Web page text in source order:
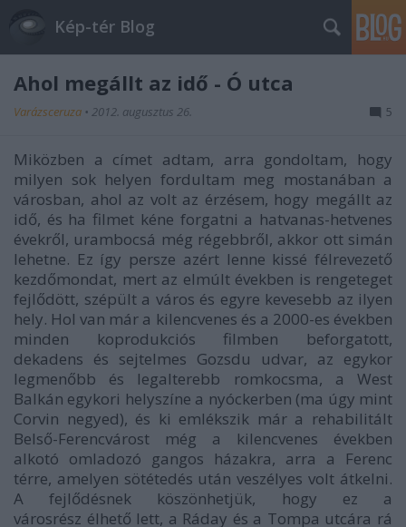
Kép-tér Blog
Ahol megállt az idő - Ó utca
Varázsceruza • 2012. augusztus 26. 5
Miközben a címet adtam, arra gondoltam, hogy
milyen sok helyen fordultam meg mostanában a
városban, ahol az volt az érzésem, hogy megállt az
idő, és ha filmet kéne forgatni a hatvanas-hetvenes
évekről, urambocsá még régebbről, akkor ott simán
lehetne. Ez így persze azért lenne kissé félrevezető
kezdőmondat, mert az elmúlt években is rengeteget
fejlődött, szépült a város és egyre kevesebb az ilyen
hely. Hol van már a kilencvenes és a 2000-es években
minden koprodukciós filmben beforgatott,
dekadens és sejtelmes Gozsdu udvar, az egykor
legmenőbb és legalterebb romkocsma, a West
Balkán egykori helyszíne a nyóckerben (ma úgy mint
Corvin negyed), és ki emlékszik már a rehabilitált
Belső-Ferencvárost még a kilencvenes években
alkotó omladozó gangos házakra, arra a Ferenc
térre, amelyen sötétedés után veszélyes volt átkelni.
A fejlődésnek köszönhetjük, hogy ez a
városrész élhető lett, a Ráday és a Tompa utcára rá